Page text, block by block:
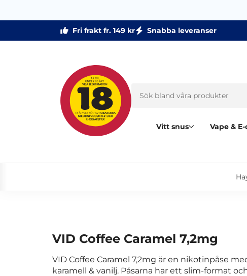
Fri frakt fr. 149 kr Snabba leveranser
Vitt snus Vape &
VID Coffee Caramel 7,2mg
VID Coffee Caramel 7,2mg är en nikotinpåse
karamell & vanilj. Påsarna har ett slim-format